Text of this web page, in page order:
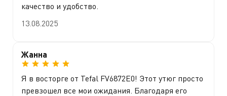
качество и удобство.
13.08.2025
Жанна
Я в восторге от Tefal FV6872E0! Этот утюг просто
превзошел все мои ожидания. Благодаря его